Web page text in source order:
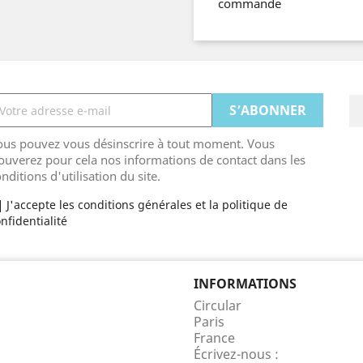
commande
pouvez vous désinscrire à tout moment. Vous
pour cela nos informations de contact dans les
d'utilisation du site.
J'accepte les conditions générales et la politique de
INFORMATIONS
Circular
Paris
France
Écrivez-nous :